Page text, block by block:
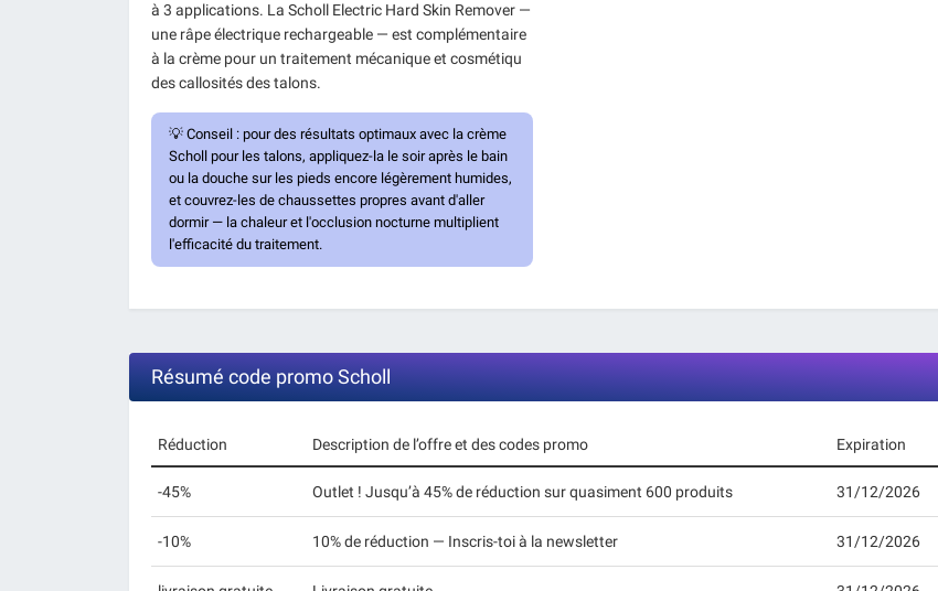
à 3 applications. La Scholl Electric Hard Skin Remover —
une râpe électrique rechargeable — est complémentaire
à la crème pour un traitement mécanique et cosmétiqu
des callosités des talons.
💡 Conseil : pour des résultats optimaux avec la crème
Scholl pour les talons, appliquez-la le soir après le bain
ou la douche sur les pieds encore légèrement humides,
et couvrez-les de chaussettes propres avant d'aller
dormir — la chaleur et l'occlusion nocturne multiplient
l'efficacité du traitement.
Résumé code promo Scholl
Réduction Description de l’offre et des codes promo Expiration
-45% Outlet ! Jusqu’à 45% de réduction sur quasiment 600 produits 31/12/2026
-10% 10% de réduction — Inscris-toi à la newsletter 31/12/2026